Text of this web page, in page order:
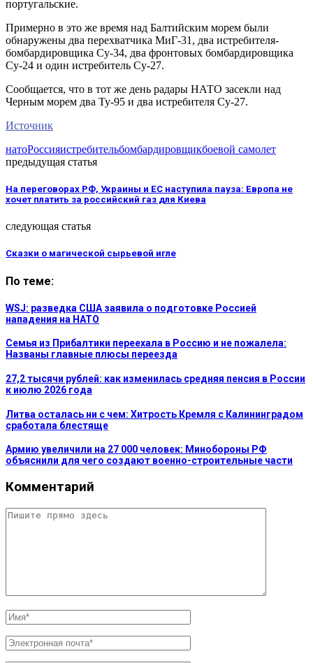
португальские.
Примерно в это же время над Балтийским морем были
обнаружены два перехватчика МиГ-31, два истребителя-
бомбардировщика Су-34, два фронтовых бомбардировщика
Су-24 и один истребитель Су-27.
Сообщается, что в тот же день радары НАТО засекли над
Черным морем два Ту-95 и два истребителя Су-27.
Источник
натоРоссияистребительбомбардировщикбоевой самолет
предыдущая статья
На переговорах РФ, Украины и ЕС наступила пауза: Европа не
хочет платить за российский газ для Киева
следующая статья
Сказки о магической сырьевой игле
По теме:
WSJ: разведка США заявила о подготовке Россией
нападения на НАТО
Семья из Прибалтики переехала в Россию и не пожалела:
Названы главные плюсы переезда
27,2 тысячи рублей: как изменилась средняя пенсия в России
к июлю 2026 года
Литва осталась ни с чем: Хитрость Кремля с Калининградом
сработала блестяще
Армию увеличили на 27 000 человек: Минобороны РФ
объяснили для чего создают военно-строительные части
Комментарий